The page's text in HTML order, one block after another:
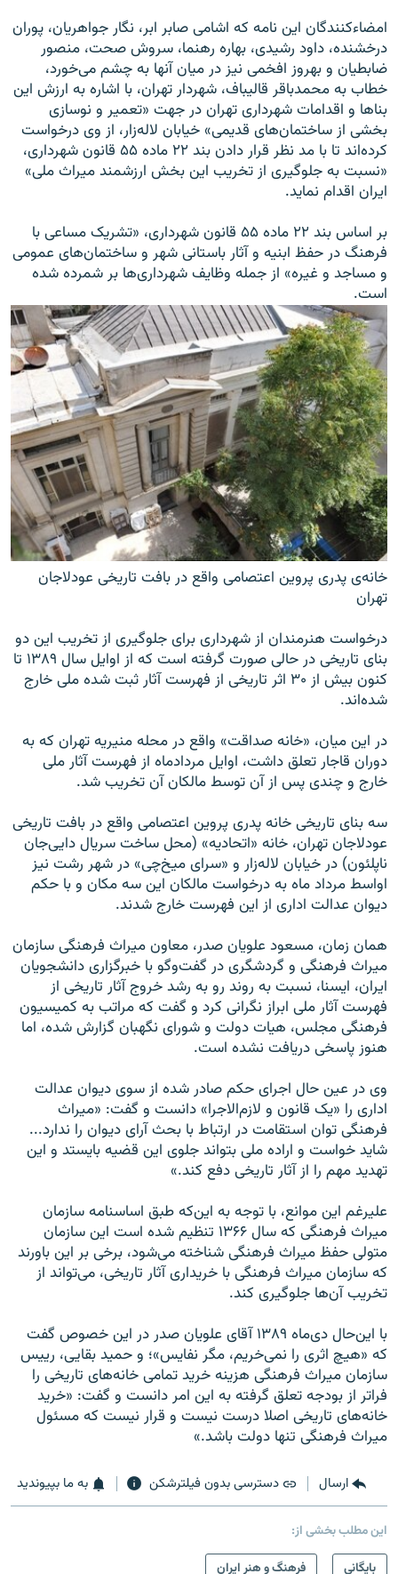
امضاءکنندگان این نامه که اشامی صابر ابر، نگار جواهریان، پوران
درخشنده، داود رشیدی، بهاره رهنما، سروش صحت، منصور
ضابطیان و بهروز افخمی نیز در میان آنها به چشم می‌خورد،
خطاب به محمدباقر قالیباف، شهردار تهران، با اشاره به ارزش این
بناها و اقدامات شهرداری تهران در جهت «تعمیر و نوسازی
بخشی از ساختمان‌های قدیمی» خیابان لاله‌زار، از وی درخواست
کرده‌اند تا با مد نظر قرار دادن بند ۲۲ ماده ۵۵ قانون شهرداری،
«نسبت به جلوگیری از تخریب این بخش ارزشمند میراث ملی»
ایران اقدام نماید.
بر اساس بند ۲۲ ماده ۵۵ قانون شهرداری، «تشریک مساعی با
فرهنگ در حفظ ابنیه و آثار باستانی شهر و ساختمان‌های عمومی
و مساجد و غیره» از جمله وظایف شهرداری‌ها بر شمرده شده
است.
خانه‌ی پدری پروین اعتصامی واقع در بافت تاریخی عودلاجان
تهران
درخواست هنرمندان از شهرداری برای جلوگیری از تخریب این دو
بنای تاریخی در حالی صورت گرفته است که از اوایل سال ۱۳۸۹ تا
کنون بیش از ۳۰ اثر تاریخی از فهرست آثار ثبت شده ملی خارج
شده‌اند.
در این میان، «خانه صداقت» واقع در محله منیریه تهران که به
دوران قاجار تعلق داشت، اوایل مردادماه از فهرست آثار ملی
خارج و چندی پس از آن توسط مالکان آن تخریب شد.
سه بنای تاریخی خانه پدری پروین اعتصامی واقع در بافت تاریخی
عودلاجان تهران، خانه «اتحادیه» (محل ساخت سریال دایی‌جان
ناپلئون) در خیابان لاله‌زار و «سرای میخ‌چی» در شهر رشت نیز
اواسط مرداد ماه به درخواست مالکان این سه مکان و با حکم
دیوان عدالت اداری از این فهرست خارج شدند.
همان زمان، مسعود علویان صدر، معاون میراث فرهنگی سازمان
میراث فرهنگی و گردشگری در گفت‌و‌گو با خبرگزاری دانشجویان
ایران، ایسنا، نسبت به روند رو به رشد خروج آثار تاریخی از
فهرست آثار ملی ابراز نگرانی کرد و گفت که مراتب به کمیسیون
فرهنگی مجلس، هیات دولت و شورای نگهبان گزارش شده، اما
هنوز پاسخی دریافت نشده است.
وی در عین حال اجرای حکم صادر شده از سوی دیوان عدالت
اداری را «یک قانون و لازم‌الاجرا» دانست و گفت: «میراث
فرهنگی توان استقامت در ارتباط با بحث آرای دیوان را ندارد...
شاید خواست و اراده ملی بتواند جلوی این قضیه بایستد و این
تهدید مهم را از آثار تاریخی دفع کند.»
علیرغم این موانع، با توجه به این‌که طبق اساسنامه سازمان
میراث فرهنگی که سال ۱۳۶۶ تنظیم شده است این سازمان
متولی حفظ میراث فرهنگی شناخته می‌شود، برخی بر این باورند
که سازمان میراث فرهنگی با خریداری آثار تاریخی، می‌تواند از
تخریب آن‌ها جلوگیری کند.
با این‌حال دی‌ماه ۱۳۸۹ آقای علویان صدر در این خصوص گفت
که «هیچ اثری را نمی‌خریم، مگر نفایس»؛ و حمید بقایی، رییس
سازمان میراث فرهنگی هزینه خرید تمامی خانه‌های تاریخی را
فراتر از بودجه تعلق گرفته به این امر دانست و گفت: «خرید
خانه‌های تاریخی اصلا درست نیست و قرار نیست که مسئول
میراث فرهنگی تنها دولت باشد.»
ارسال دسترسی بدون فیلترشکن به ما بپیوندید
این مطلب بخشی از:
بایگانی
فرهنگ و هنر ایران